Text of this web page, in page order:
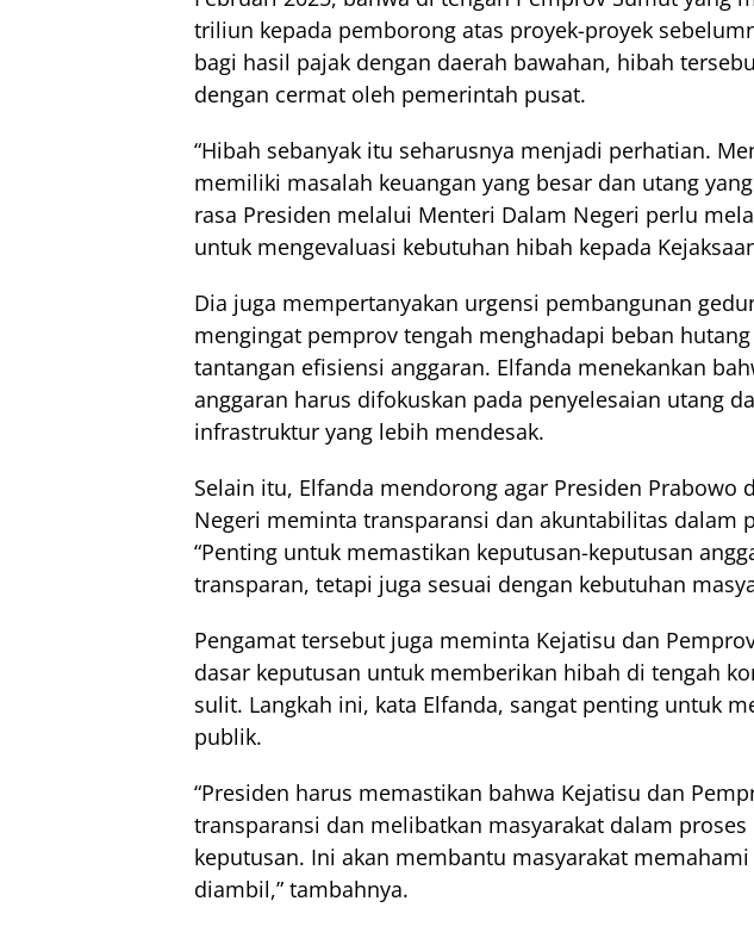
triliun kepada pemborong atas proyek-proyek
bagi hasil pajak dengan daerah bawahan, hibah
dengan cermat oleh pemerintah pusat.
“Hibah sebanyak itu seharusnya menjadi perhatian.
memiliki masalah keuangan yang besar dan utang
rasa Presiden melalui Menteri Dalam Negeri perlu
untuk mengevaluasi kebutuhan hibah kepada
Dia juga mempertanyakan urgensi pembangunan
mengingat pemprov tengah menghadapi beban
tantangan efisiensi anggaran. Elfanda menekankan
anggaran harus difokuskan pada penyelesaian utang
infrastruktur yang lebih mendesak.
Selain itu, Elfanda mendorong agar Presiden Prabowo
Negeri meminta transparansi dan akuntabilitas dalam
“Penting untuk memastikan keputusan-keputusan
transparan, tetapi juga sesuai dengan kebutuhan
Pengamat tersebut juga meminta Kejatisu dan
dasar keputusan untuk memberikan hibah di tengah
sulit. Langkah ini, kata Elfanda, sangat penting untuk
publik.
“Presiden harus memastikan bahwa Kejatisu dan
transparansi dan melibatkan masyarakat dalam
keputusan. Ini akan membantu masyarakat
diambil,” tambahnya.